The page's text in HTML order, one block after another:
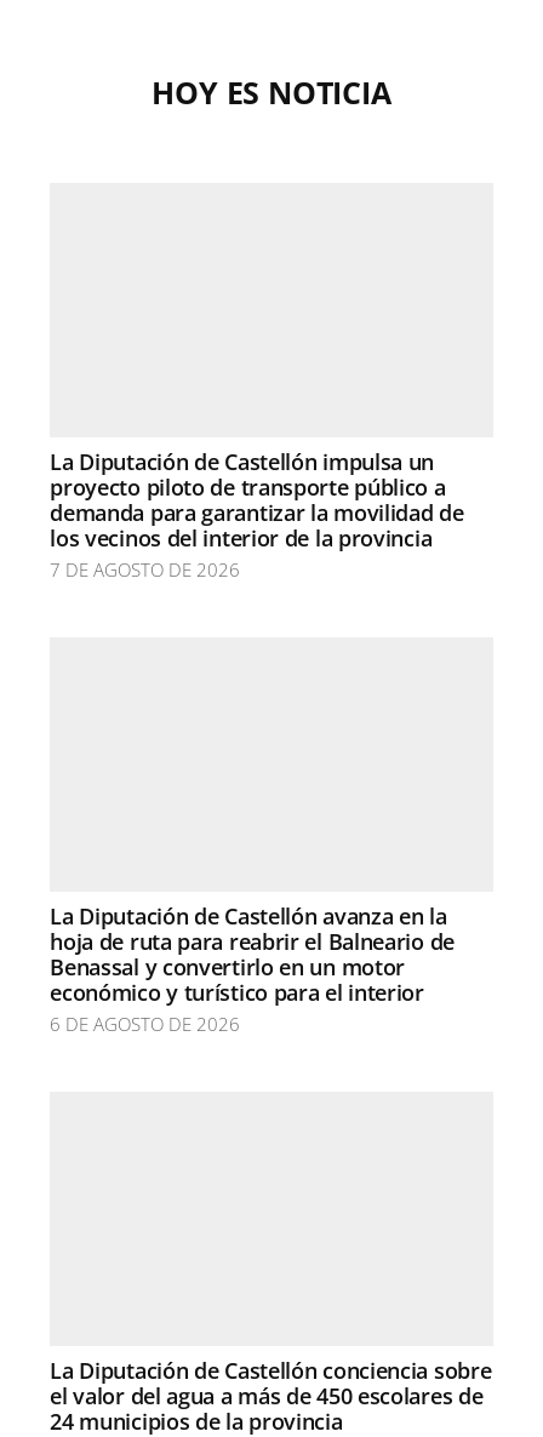
HOY ES NOTICIA
La Diputación de Castellón impulsa un
proyecto piloto de transporte público a
demanda para garantizar la movilidad de
los vecinos del interior de la provincia
7 DE AGOSTO DE 2026
La Diputación de Castellón avanza en la
hoja de ruta para reabrir el Balneario de
Benassal y convertirlo en un motor
económico y turístico para el interior
6 DE AGOSTO DE 2026
La Diputación de Castellón conciencia sobre
el valor del agua a más de 450 escolares de
24 municipios de la provincia